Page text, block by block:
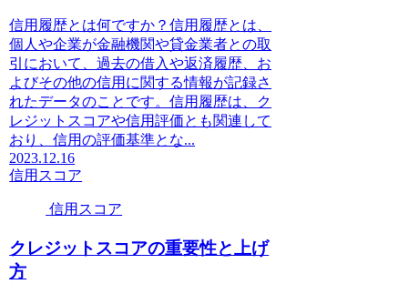
信用履歴とは何ですか？信用履歴とは、
個人や企業が金融機関や貸金業者との取
引において、過去の借入や返済履歴、お
よびその他の信用に関する情報が記録さ
れたデータのことです。信用履歴は、ク
レジットスコアや信用評価とも関連して
おり、信用の評価基準とな...
2023.12.16
信用スコア
信用スコア
クレジットスコアの重要性と上げ
方